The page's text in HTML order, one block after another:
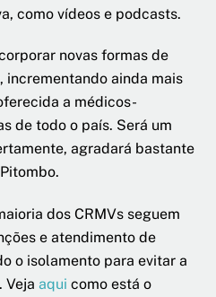
como vídeos e podcasts.
novas formas de
incrementando ainda mais
a médicos-
de todo o país. Será um
agradará bastante
dos CRMVs seguem
e atendimento de
o isolamento para evitar a
Veja aqui como está o